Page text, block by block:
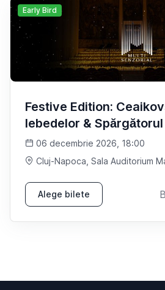
Early Bird
Festive Edition:
lebedelor &
06 decembrie 2026, 18:00
Cluj-Napoca , Sala Auditorium
Alege bilete